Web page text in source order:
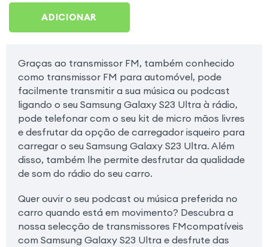
Galaxy S23 Ultra
ADICIONAR
Graças ao transmissor FM, também conhecido
como transmissor FM para automóvel, pode
facilmente transmitir a sua música ou podcast
ligando o seu Samsung Galaxy S23 Ultra à rádio,
pode telefonar com o seu kit de micro mãos livres
e desfrutar da opção de carregador isqueiro para
carregar o seu Samsung Galaxy S23 Ultra. Além
disso, também lhe permite desfrutar da qualidade
de som do rádio do seu carro.
Quer ouvir o seu podcast ou música preferida no
carro quando está em movimento? Descubra a
nossa selecção de transmissores FMcompatíveis
com Samsung Galaxy S23 Ultra e desfrute das